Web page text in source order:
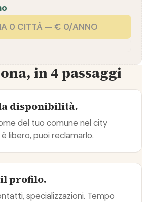
0 CITTÀ — € 0/ANNO
in 4 passaggi
disponibilità.
del tuo comune nel city
libero, puoi reclamarlo.
profilo.
specializzazioni. Tempo